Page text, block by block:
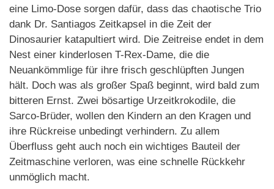
eine Limo-Dose sorgen dafür, dass das chaotische Trio
dank Dr. Santiagos Zeitkapsel in die Zeit der
Dinosaurier katapultiert wird. Die Zeitreise endet in dem
Nest einer kinderlosen T-Rex-Dame, die die
Neuankömmlige für ihre frisch geschlüpften Jungen
hält. Doch was als großer Spaß beginnt, wird bald zum
bitteren Ernst. Zwei bösartige Urzeitkrokodile, die
Sarco-Brüder, wollen den Kindern an den Kragen und
ihre Rückreise unbedingt verhindern. Zu allem
Überfluss geht auch noch ein wichtiges Bauteil der
Zeitmaschine verloren, was eine schnelle Rückkehr
unmöglich macht.